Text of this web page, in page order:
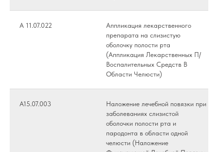
А 11.07.022
Аппликация лекарственного
препарата на слизистую
оболочку полости рта
(Аппликация Лекарственных П/
Воспалительных Средств В
Области Челюсти)
А15.07.003
Наложение лечебной повязки при
заболеваниях слизистой
оболочки полости рта и
пародонта в области одной
челюсти (Наложение